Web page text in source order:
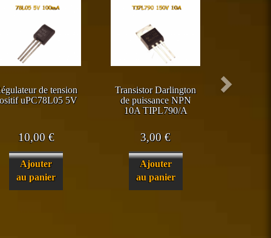
de tension
uPC78L05 5V
10,00€
Ajouter
au panier
Transistor Darlington
de puissance NPN
10A TIPL790/A
3,00€
Ajouter
au panier